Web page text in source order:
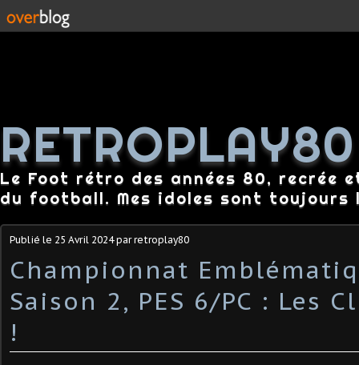
RETROPLAY80
Le Foot rétro des années 80, recrée
du football. Mes idoles sont toujours
Publié le 25 Avril 2024par retroplay80
Championnat
Saison 2, PES 6/PC : Les
!